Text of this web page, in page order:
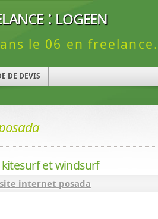
: logeen
le 06 en freelance.
DE DEVIS
et windsurf
internet posada